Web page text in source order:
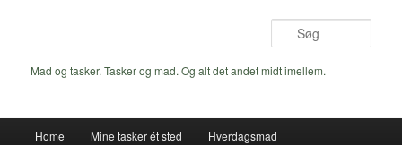
indholdMad og tasker. Tasker og mad. Og alt det andet midt imellem.
Home Mine tasker ét sted Hverdagsmad